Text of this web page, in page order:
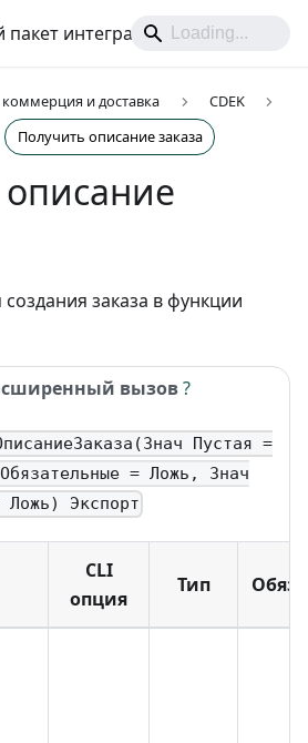
интеграций
и доставка
CDEK
Получить описание заказа
заказа в функции
вызов?
Пустая =
= Ложь, Знач
Ложь) Экспорт
CLI
опция
Тип Обяз.